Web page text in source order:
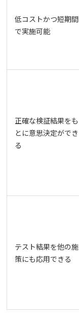
低コストかつ短期間
で実施可能
正確な検証結果をも
とに意思決定ができ
る
テスト結果を他の施
策にも応用できる